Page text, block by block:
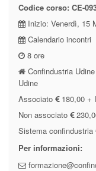
Codice corso: CE-
Inizio: Venerdì, 15
Calendario incontri
8 ore
Confindustria
Udine
Associato 180,00 +
Non associato
Sistema confindustria
Per informazioni: